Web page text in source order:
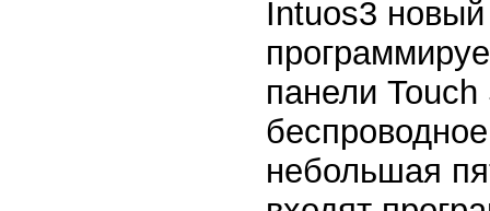
Intuos3
панели
небольшая